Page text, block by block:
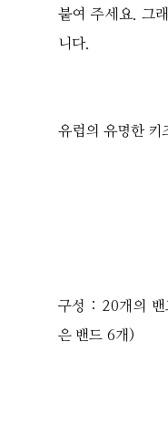
붙여 주세요. 그
니다.
유럽의 유명한 키
구성 : 20개의
은 밴드 6개)